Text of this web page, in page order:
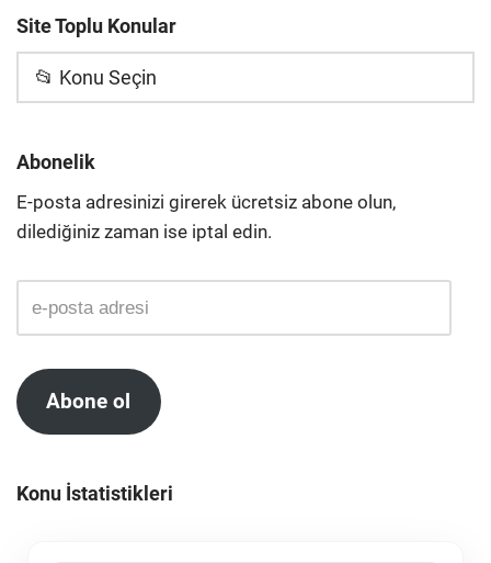
Site Toplu Konular
📂 Konu Seçin
Abonelik
E-posta adresinizi girerek ücretsiz abone olun,
dilediğiniz zaman ise iptal edin.
Abone ol
Konu İstatistikleri